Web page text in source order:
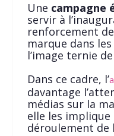
Une campagne
servir à
renforcement
marque dans
l’image ternie
Dans ce cadre, l’
davantage
médias sur la
elle les implique
déroulement de